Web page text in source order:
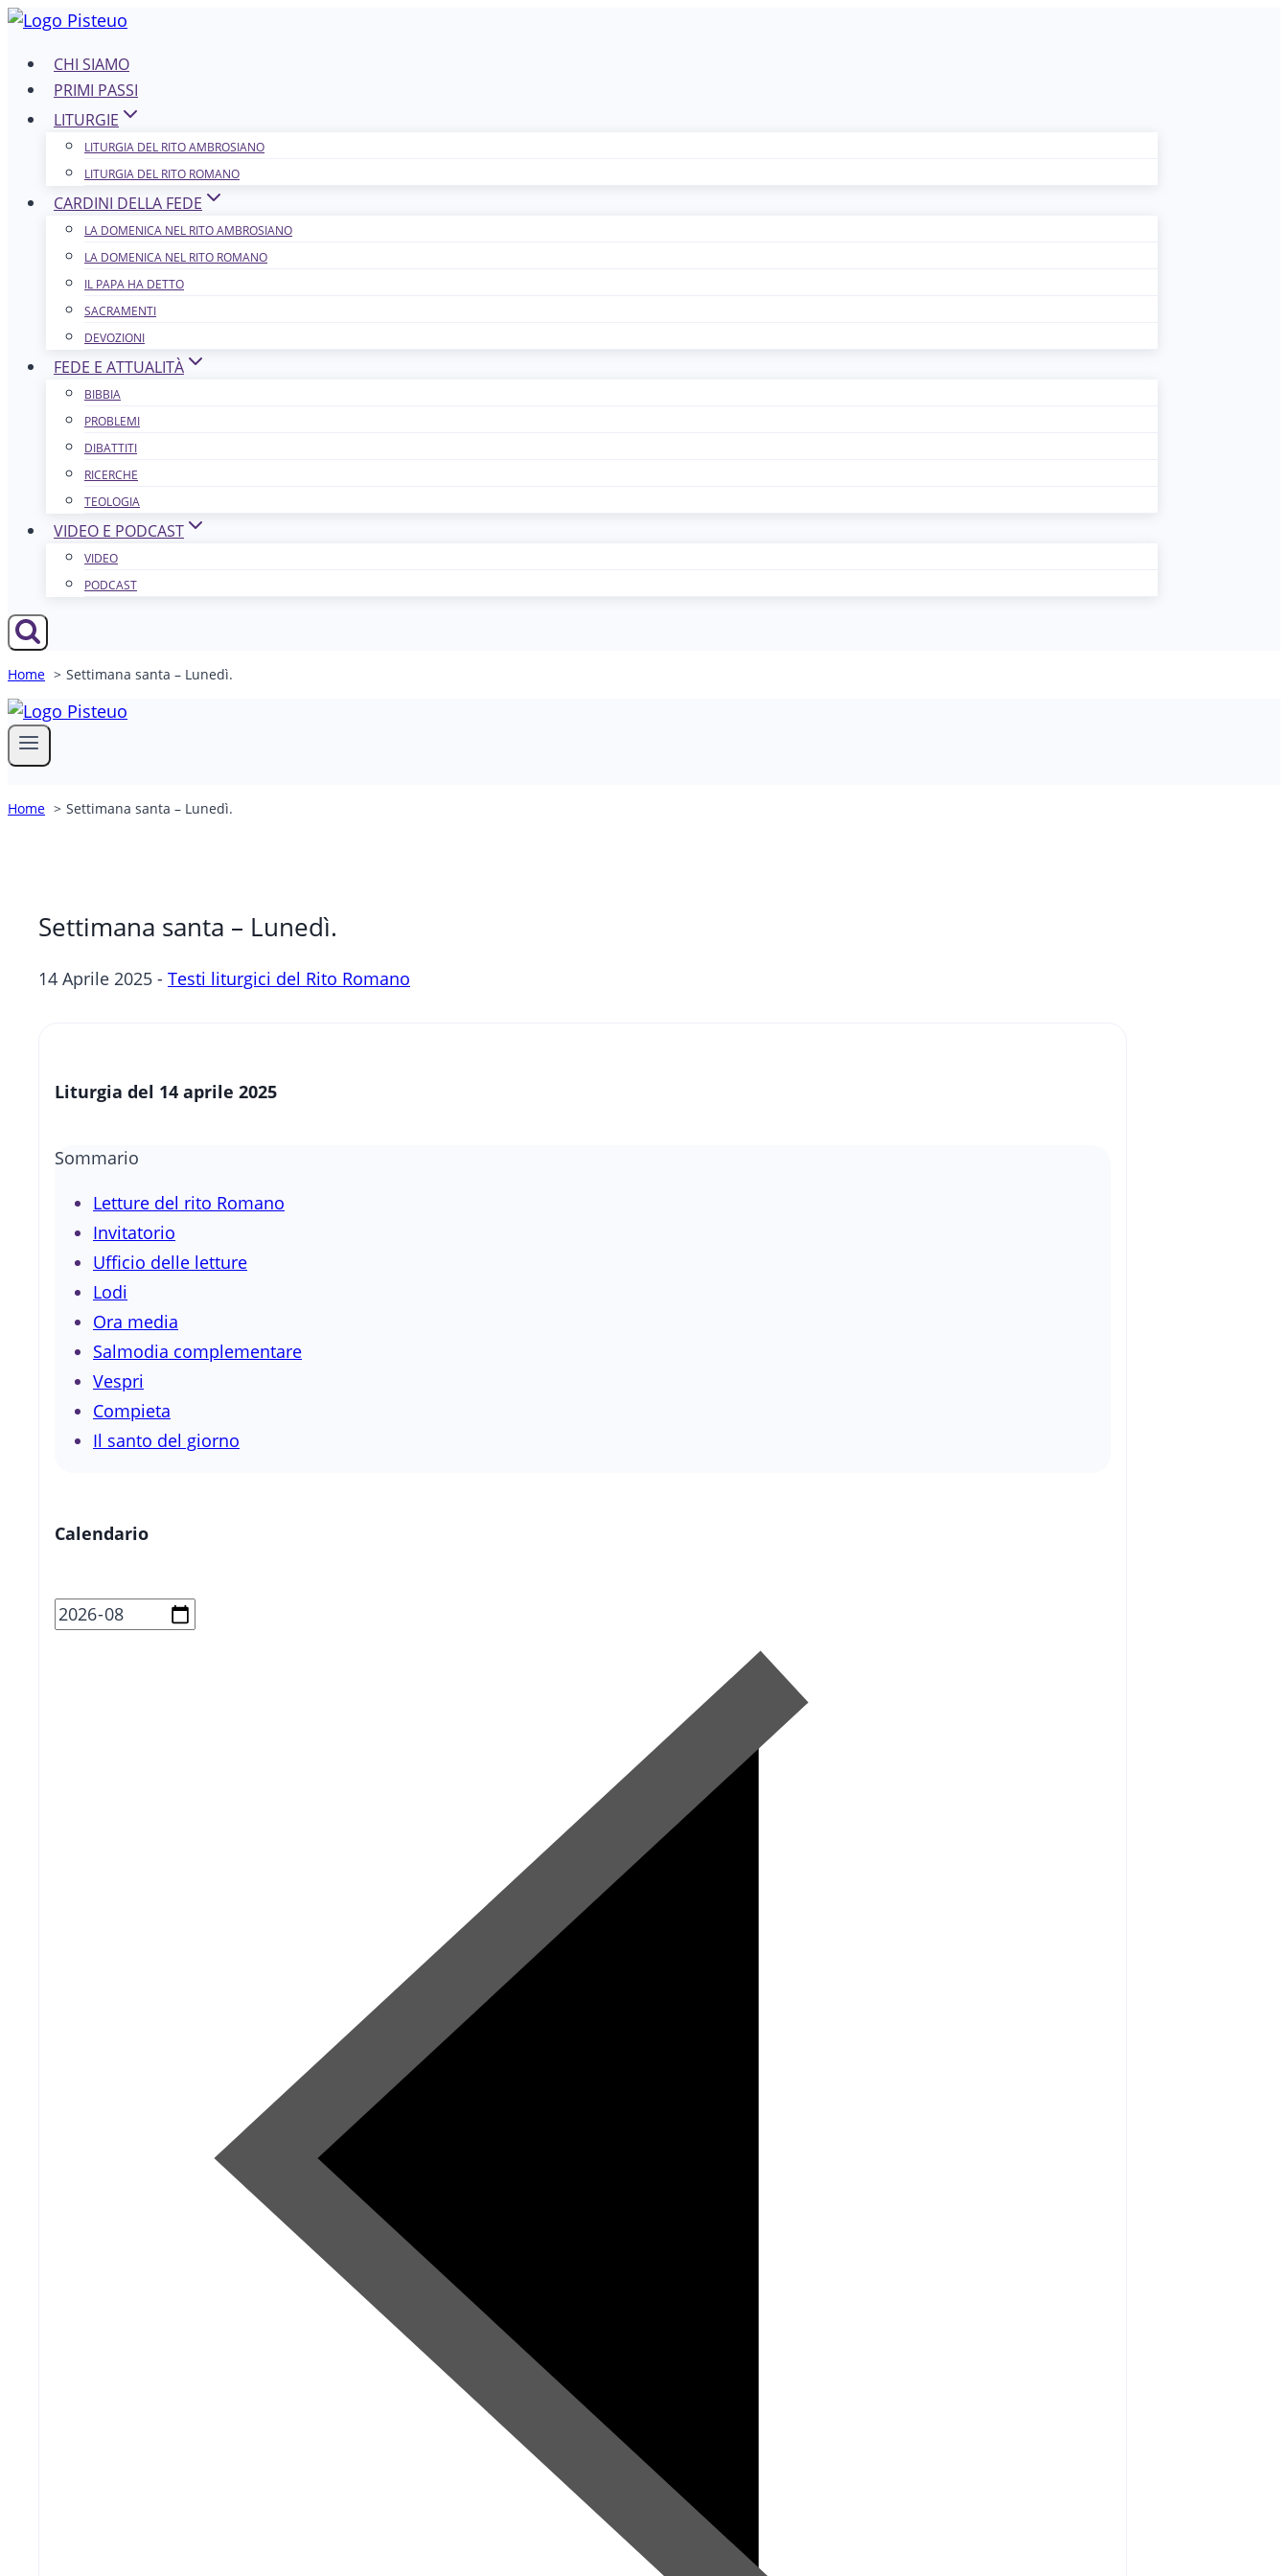
Salta
contenutoCHI SIAMO
PRIMI PASSI
LITURGIE
LITURGIA DEL RITO AMBROSIANO
LITURGIA DEL RITO ROMANO
CARDINI DELLA FEDE
LA DOMENICA NEL R​​​​​​ITO AMBROSIANO
LA DOMENICA NEL RITO ROMANO
IL PAPA HA DETTO
SACRAMENTI
DEVOZIONI
FEDE E ATTUALITÀ
BIBBIA
PROBLEMI
DIBATTITI
RICERCHE
TEOLOGIA
VIDEO E PODCAST
VIDEO
PODCAST
Home Settimana santa – Lunedì.
Home Settimana santa – Lunedì.
Settimana santa – Lunedì.
14 Aprile 2025 - Testi liturgici del Rito Romano
Liturgia del 14 aprile 2025
Sommario
Letture del rito Romano
Invitatorio
Ufficio delle letture
Lodi
Ora media
Salmodia complementare
Vespri
Compieta
Il santo del giorno
Calendario